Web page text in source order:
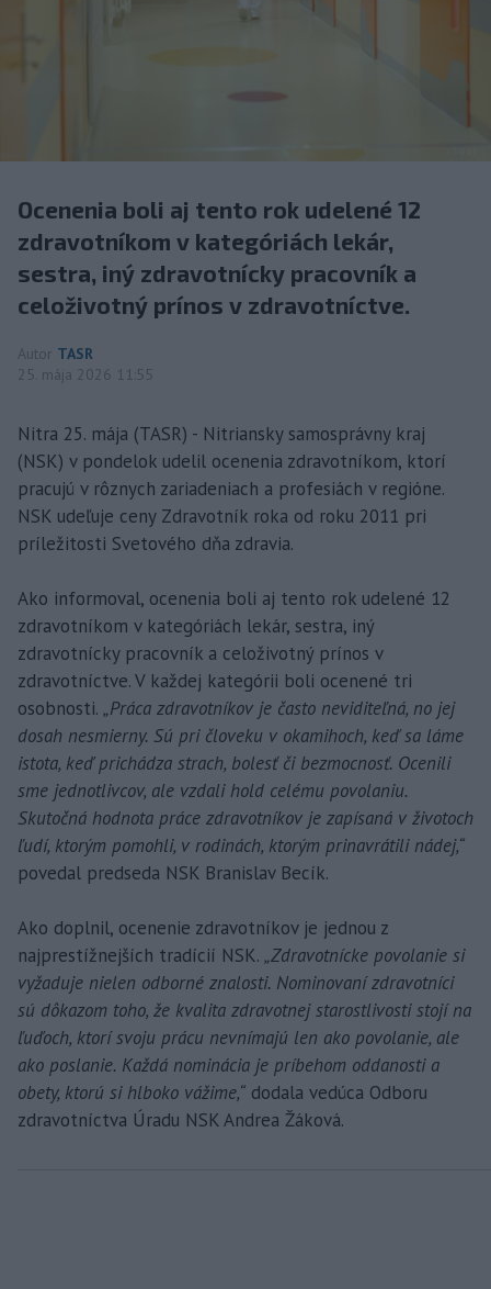
Ocenenia boli aj tento rok udelené 12
zdravotníkom v kategóriách lekár,
sestra, iný zdravotnícky pracovník a
celoživotný prínos v zdravotníctve.
Autor TASR
25. mája 2026 11:55
Nitra 25. mája (TASR) - Nitriansky samosprávny kraj
(NSK) v pondelok udelil ocenenia zdravotníkom, ktorí
pracujú v rôznych zariadeniach a profesiách v regióne.
NSK udeľuje ceny Zdravotník roka od roku 2011 pri
príležitosti Svetového dňa zdravia.
Ako informoval, ocenenia boli aj tento rok udelené 12
zdravotníkom v kategóriách lekár, sestra, iný
zdravotnícky pracovník a celoživotný prínos v
zdravotníctve. V každej kategórii boli ocenené tri
osobnosti. „Práca zdravotníkov je často neviditeľná, no jej
dosah nesmierny. Sú pri človeku v okamihoch, keď sa láme
istota, keď prichádza strach, bolesť či bezmocnosť. Ocenili
sme jednotlivcov, ale vzdali hold celému povolaniu.
Skutočná hodnota práce zdravotníkov je zapísaná v životoch
ľudí, ktorým pomohli, v rodinách, ktorým prinavrátili nádej,“
povedal predseda NSK Branislav Becík.
Ako doplnil, ocenenie zdravotníkov je jednou z
najprestížnejších tradícií NSK. „Zdravotnícke povolanie si
vyžaduje nielen odborné znalosti. Nominovaní zdravotníci
sú dôkazom toho, že kvalita zdravotnej starostlivosti stojí na
ľuďoch, ktorí svoju prácu nevnímajú len ako povolanie, ale
ako poslanie. Každá nominácia je príbehom oddanosti a
obety, ktorú si hlboko vážime,“ dodala vedúca Odboru
zdravotníctva Úradu NSK Andrea Žáková.